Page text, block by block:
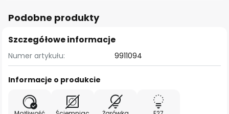
Podobne produkty
Szczegółowe informacje
Numer artykułu: 9911094
Informacje o produkcie